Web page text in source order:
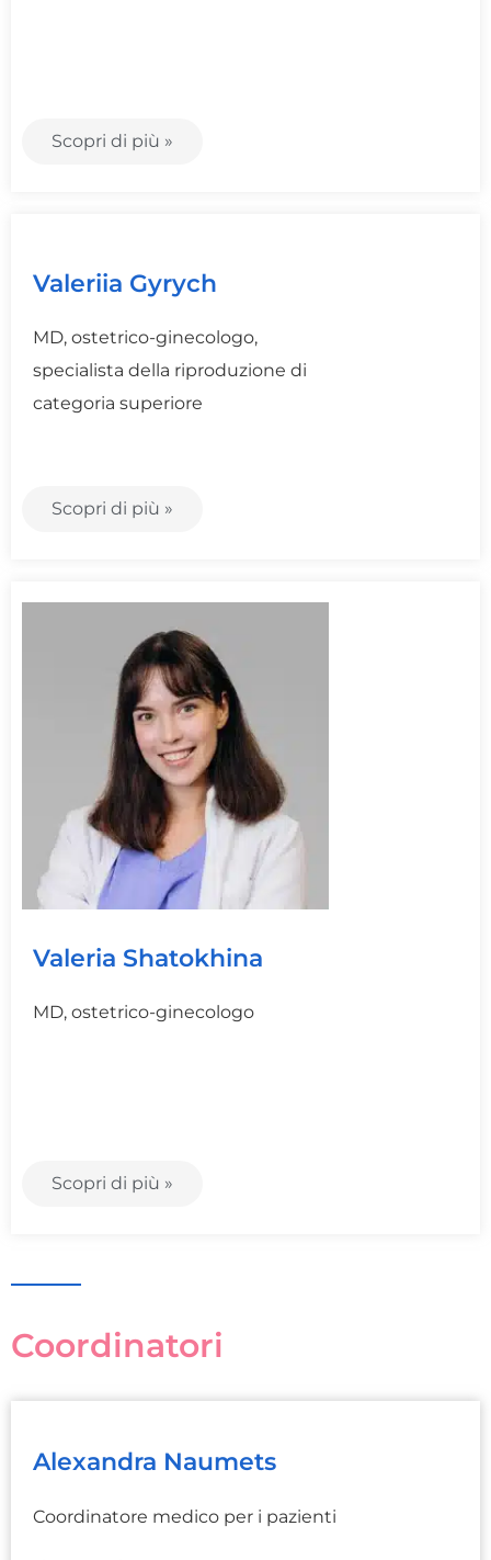
Scopri di più »
Valeriia Gyrych
MD, ostetrico-ginecologo,
specialista della riproduzione di
categoria superiore
Scopri di più »
Valeria Shatokhina
MD, ostetrico-ginecologo
Scopri di più »
Coordinatori
Alexandra Naumets
Coordinatore medico per i pazienti